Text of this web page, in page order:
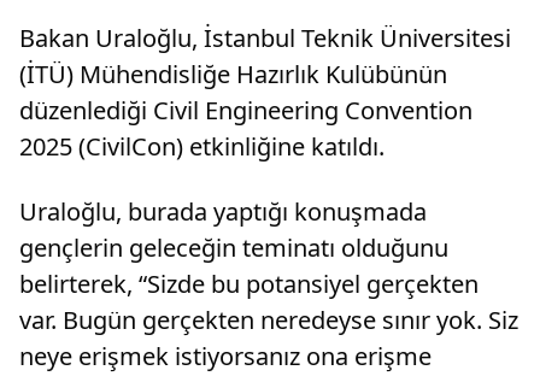
Bakan Uraloğlu, İstanbul Teknik Üniversitesi
(İTÜ) Mühendisliğe Hazırlık Kulübünün
düzenlediği Civil Engineering Convention
2025 (CivilCon) etkinliğine katıldı.
Uraloğlu, burada yaptığı konuşmada
gençlerin geleceğin teminatı olduğunu
belirterek, “Sizde bu potansiyel gerçekten
var. Bugün gerçekten neredeyse sınır yok. Siz
neye erişmek istiyorsanız ona erişme